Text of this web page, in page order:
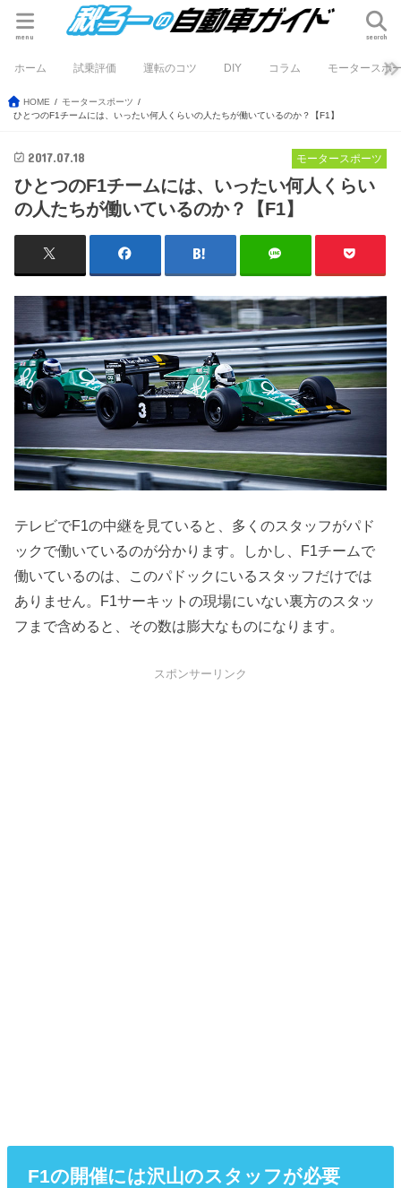
search
menu
ホーム 試乗評価 運転のコツ DIY コラム モータースポ
HOME
モータースポーツ
ひとつのF1チームには、いったい何人くらいの人たちが働いているのか？【F1】
モータースポーツ
2017.07.18
ひとつのF1チームには、いったい何人くらい
の人たちが働いているのか？【F1】
テレビでF1の中継を見ていると、多くのスタッフがパド
ックで働いているのが分かります。しかし、F1チームで
働いているのは、このパドックにいるスタッフだけでは
ありません。F1サーキットの現場にいない裏方のスタッ
フまで含めると、その数は膨大なものになります。
スポンサーリンク
F1の開催には沢山のスタッフが必要